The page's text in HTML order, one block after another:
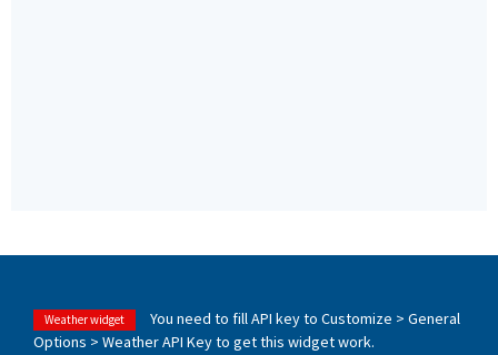
Weather widget
You need to fill API key to Customize > General
Options > Weather API Key to get this widget work.